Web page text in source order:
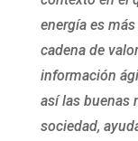
energía es
cadena de
información
así las buenas
sociedad,